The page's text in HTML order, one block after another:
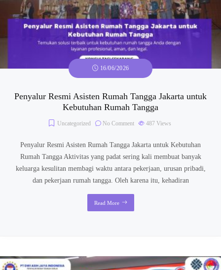
16/06/2026
Penyalur Resmi Asisten Rumah Tangga Jakarta untuk
Kebutuhan Rumah Tangga
Uncategorized No Comment 487 Views
Penyalur Resmi Asisten Rumah Tangga Jakarta untuk Kebutuhan
Rumah Tangga Aktivitas yang padat sering kali membuat banyak
keluarga kesulitan membagi waktu antara pekerjaan, urusan pribadi,
dan pekerjaan rumah tangga. Oleh karena itu, kehadiran
Read More